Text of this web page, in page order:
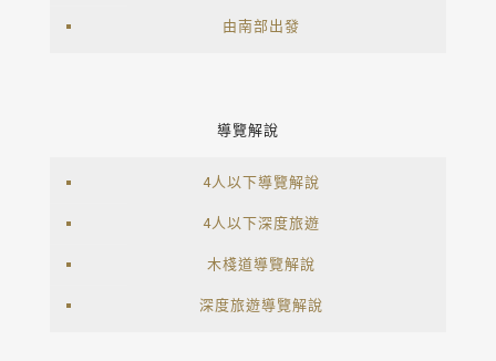
由南部出發
導覽解說
4人以下導覽解說
4人以下深度旅遊
木棧道導覽解說
深度旅遊導覽解說